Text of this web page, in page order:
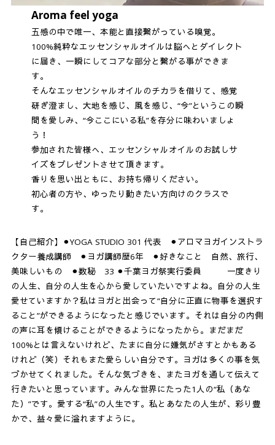
Aroma feel yoga
五感の中で唯一、本能と直接繋がっている嗅覚。
100%純粋なエッセンシャルオイルは脳へとダイレクト
に届き、一瞬にしてコアな部分と繋がる事ができま
す。
そんなエッセンシャルオイルのチカラを借りて、感覚
研ぎ澄まし、大地を感じ、風を感じ、“今”というこの瞬
間を愛しみ、“今ここにいる私”を存分に味わいましょ
う！
参加された皆様へ、エッセンシャルオイルのお試しサ
イズをプレゼントさせて頂きます。
香りを思い出ともに、お持ち帰りください。
初心者の方や、ゆったり動きたい方向けのクラスで
す。
【自己紹介】⚫︎YOGA STUDIO 301 代表 ⚫︎アロマヨガインストラ
クター養成講師 ⚫︎ヨガ講師歴6年 ⚫︎好きなこと 自然、旅行、
美味しいもの ⚫︎数秘 33 ⚫︎千葉ヨガ祭実行委員 一度きり
の人生、自分の人生を心から愛していたいですよね。自分の人生
愛せていますか？私はヨガと出会って“自分に正直に物事を選択す
ること”ができるようになったと感じでいます。それは自分の内側
の声に耳を傾けることができるようになったから。まだまだ
100%とは言えないけれど、たまに自分に嫌気がさすとかもある
けれど（笑）それもまた愛らしい自分です。ヨガは多くの事を気
づかせてくれました。そんな気づきを、またヨガを通して伝えて
行きたいと思っています。みんな世界にたった1人の“私（あな
た）”です。愛する“私”の人生です。私とあなたの人生が、彩り豊
かで、益々愛に溢れますように。